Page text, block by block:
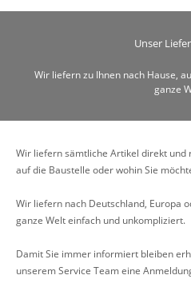
Unser
Wir liefern zu Ihnen nach Hause,
ganze
Wir liefern sämtliche Artikel direkt und
auf die Baustelle oder wohin Sie
Wir liefern nach Deutschland, Europa
ganze Welt einfach und unkompliziert.
Damit Sie immer informiert bleiben
unserem Service Team eine